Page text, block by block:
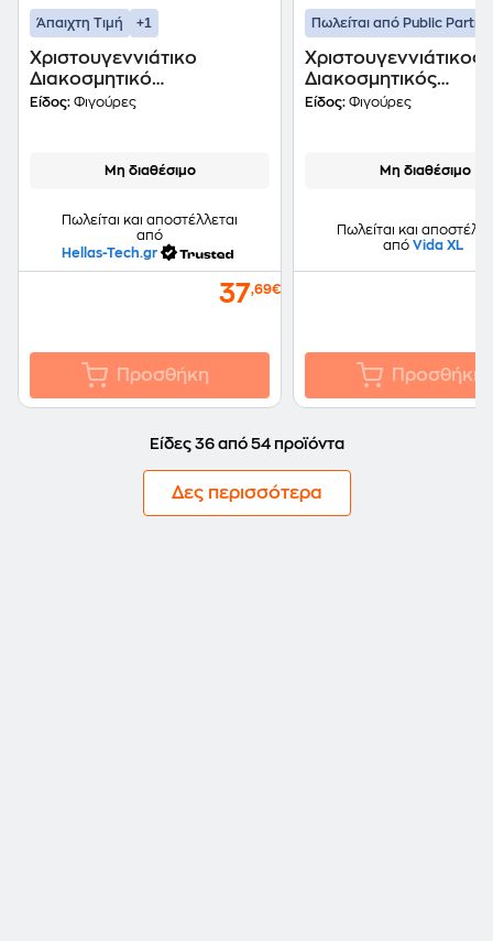
Άπαιχτη Τιμή +1
Χριστουγεννιάτικο
Διακοσμητικό
Χιονάνθρωπος με
21x23x29cm
Είδος: Φιγούρες
Μη διαθέσιμο
Πωλείται και αποστέλλεται
από
Hellas-Tech.gr
37,69€
Προσθήκη
Πωλείται από Public
Χριστουγεννιάτικος
Διακοσμητικός
Φουσκωτός Άγιος
Είδος: Φιγούρες
Μη διαθέσιμο
Πωλείται και
από Vida XL
Προσθήκη
Είδες 36 από 54 προϊόντα
Δες περισσότερα